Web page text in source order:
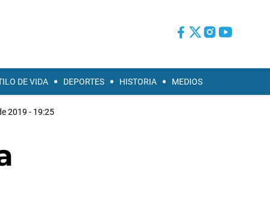
DE VIDA DEPORTES HISTORIA MEDIOS
2019 - 19:25